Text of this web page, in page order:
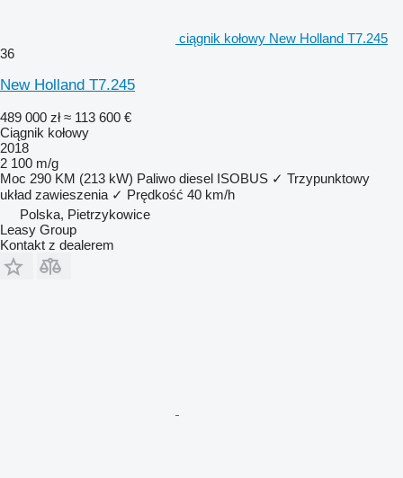
ciągnik kołowy New Holland T7.245
36
New Holland T7.245
489 000 zł ≈ 113 600 €
Ciągnik kołowy
2018
2 100 m/g
Moc 290 KM (213 kW) Paliwo diesel ISOBUS ✓ Trzypunktowy
układ zawieszenia ✓ Prędkość 40 km/h
Polska, Pietrzykowice
Leasy Group
Kontakt z dealerem